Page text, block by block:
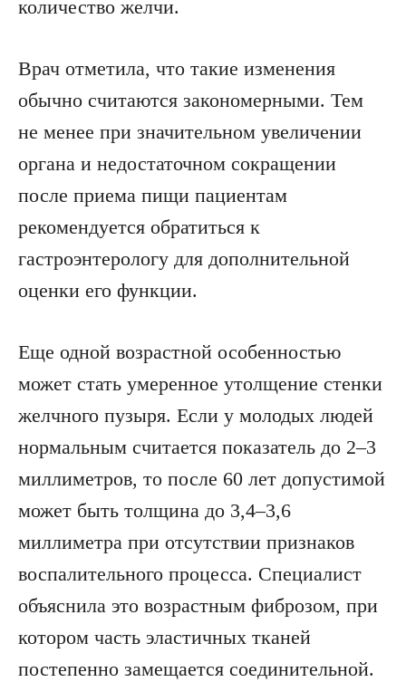
количество желчи.
Врач отметила, что такие изменения
обычно считаются закономерными. Тем
не менее при значительном увеличении
органа и недостаточном сокращении
после приема пищи пациентам
рекомендуется обратиться к
гастроэнтерологу для дополнительной
оценки его функции.
Еще одной возрастной особенностью
может стать умеренное утолщение стенки
желчного пузыря. Если у молодых людей
нормальным считается показатель до 2–3
миллиметров, то после 60 лет допустимой
может быть толщина до 3,4–3,6
миллиметра при отсутствии признаков
воспалительного процесса. Специалист
объяснила это возрастным фиброзом, при
котором часть эластичных тканей
постепенно замещается соединительной.